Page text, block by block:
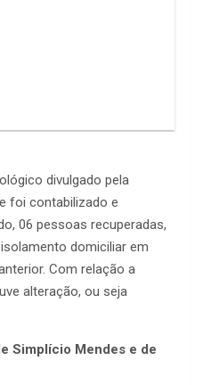
divulgado pela
foi contabilizado e
06 pessoas recuperadas,
domiciliar em
Com relação a
alteração, ou seja
Simplício Mendes e de